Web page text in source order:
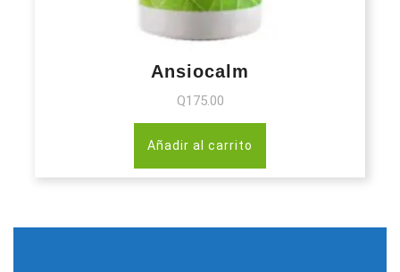
Ansiocalm
Q175.00
Añadir al carrito